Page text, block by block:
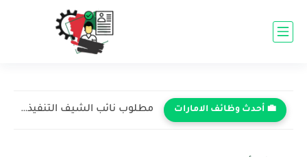
💼 أحدث وظائف الامارات مطلوب نائب الشيف التنفيذي في فندق روتانا - رأس الخيمة...